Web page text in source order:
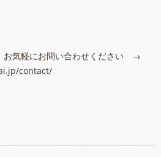
お気軽にお問い合わせください →
contact/